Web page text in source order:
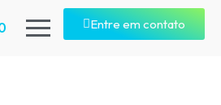
Entre em contato